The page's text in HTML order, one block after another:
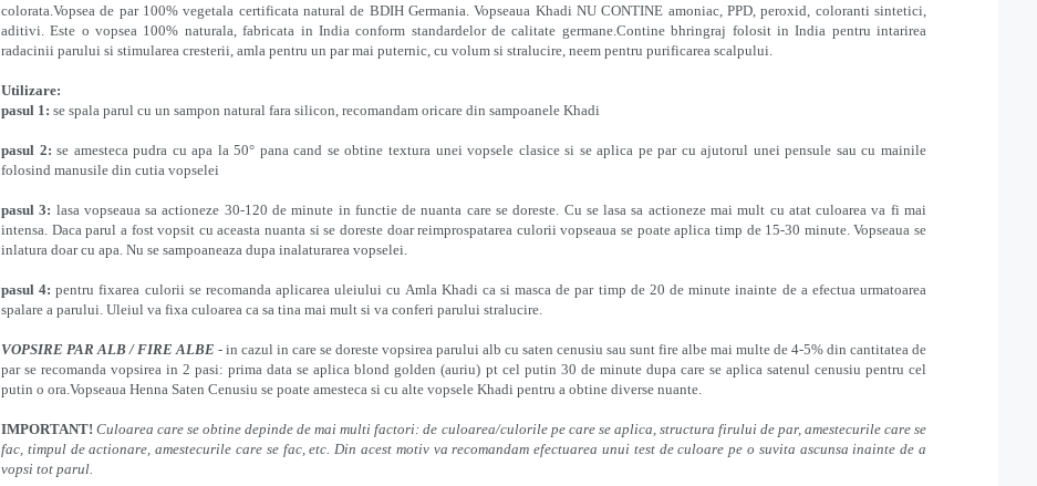
colorata.Vopsea de par 100% vegetala certificata natural de BDIH Germania. Vopseaua Khadi NU CONTINE amoniac, PPD, peroxid, coloranti sintetici,
aditivi. Este o vopsea 100% naturala, fabricata in India conform standardelor de calitate germane.Contine bhringraj folosit in India pentru intarirea
radacinii parului si stimularea cresterii, amla pentru un par mai puternic, cu volum si stralucire, neem pentru purificarea scalpului.
Utilizare:
pasul 1: se spala parul cu un sampon natural fara silicon, recomandam oricare din sampoanele Khadi
pasul 2: se amesteca pudra cu apa la 50° pana cand se obtine textura unei vopsele clasice si se aplica pe par cu ajutorul unei pensule sau cu mainile
folosind manusile din cutia vopselei
pasul 3: lasa vopseaua sa actioneze 30-120 de minute in functie de nuanta care se doreste. Cu se lasa sa actioneze mai mult cu atat culoarea va fi mai
intensa. Daca parul a fost vopsit cu aceasta nuanta si se doreste doar reimprospatarea culorii vopseaua se poate aplica timp de 15-30 minute. Vopseaua se
inlatura doar cu apa. Nu se sampoaneaza dupa inalaturarea vopselei.
pasul 4: pentru fixarea culorii se recomanda aplicarea uleiului cu Amla Khadi ca si masca de par timp de 20 de minute inainte de a efectua urmatoarea
spalare a parului. Uleiul va fixa culoarea ca sa tina mai mult si va conferi parului stralucire.
VOPSIRE PAR ALB / FIRE ALBE - in cazul in care se doreste vopsirea parului alb cu saten cenusiu sau sunt fire albe mai multe de 4-5% din cantitatea de
par se recomanda vopsirea in 2 pasi: prima data se aplica blond golden (auriu) pt cel putin 30 de minute dupa care se aplica satenul cenusiu pentru cel
putin o ora.Vopseaua Henna Saten Cenusiu se poate amesteca si cu alte vopsele Khadi pentru a obtine diverse nuante.
IMPORTANT! Culoarea care se obtine depinde de mai multi factori: de culoarea/culorile pe care se aplica, structura firului de par, amestecurile care se
fac, timpul de actionare, amestecurile care se fac, etc. Din acest motiv va recomandam efectuarea unui test de culoare pe o suvita ascunsa inainte de a
vopsi tot parul.